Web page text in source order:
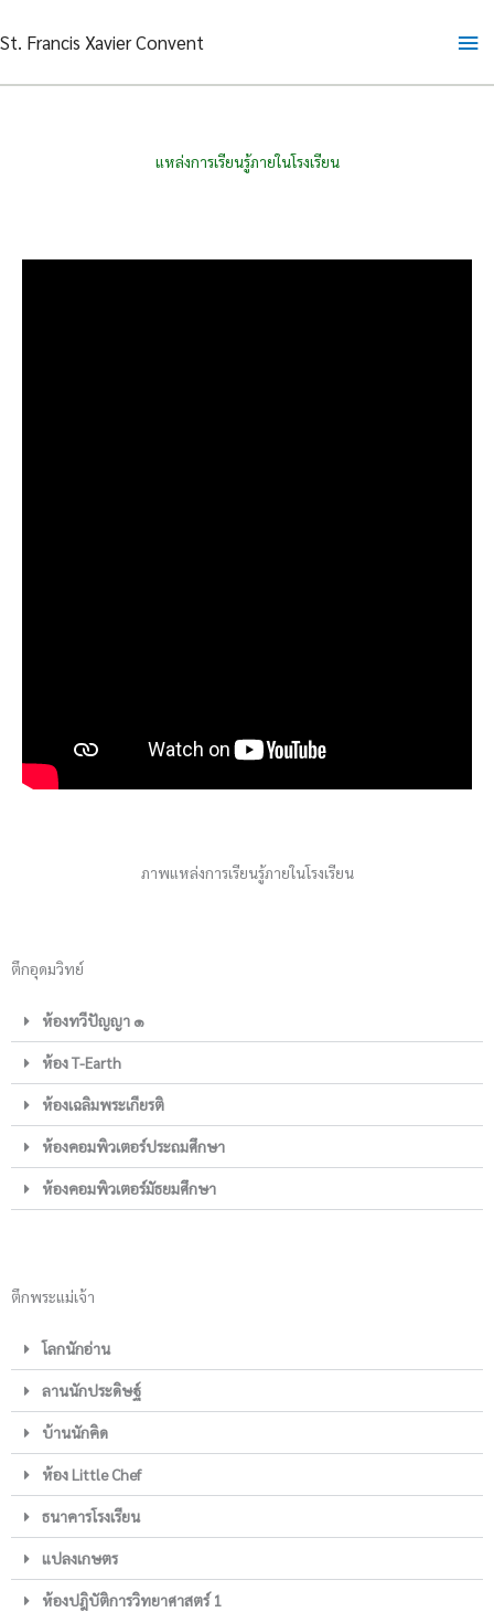
to
St. Francis Xavier Convent
แหล่งการเรียนรู้ภายในโรงเรียน
ภาพแหล่งการเรียนรู้ภายในโรงเรียน
ตึกอุดมวิทย์
ห้องทวีปัญญา ๑
ห้อง T-Earth
ห้องเฉลิมพระเกียรติ
ห้องคอมพิวเตอร์ประถมศึกษา
ห้องคอมพิวเตอร์มัธยมศึกษา
ตึกพระแม่เจ้า
โลกนักอ่าน
ลานนักประดิษฐ์
บ้านนักคิด
ห้อง Little Chef
ธนาคารโรงเรียน
แปลงเกษตร
ห้องปฎิบัติการวิทยาศาสตร์ 1